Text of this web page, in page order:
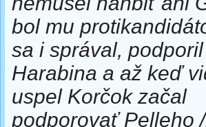
bol mu
sa i správal, podporil
Harabina a až keď
uspel Korčok začal
podporovať Pelleho